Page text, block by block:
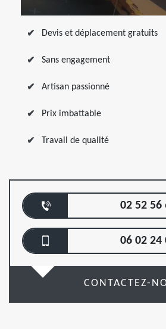
Devis et déplacement gratuits
Sans engagement
Artisan passionné
Prix imbattable
Travail de qualité
02 52 56
06 02 24
CONTACTEZ-